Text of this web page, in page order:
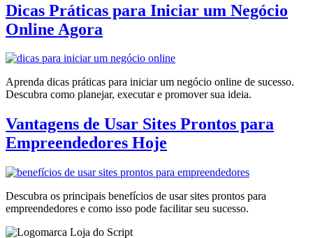
Dicas Práticas para Iniciar um Negócio
Online Agora
Aprenda dicas práticas para iniciar um negócio online de sucesso.
Descubra como planejar, executar e promover sua ideia.
Vantagens de Usar Sites Prontos para
Empreendedores Hoje
Descubra os principais benefícios de usar sites prontos para
empreendedores e como isso pode facilitar seu sucesso.